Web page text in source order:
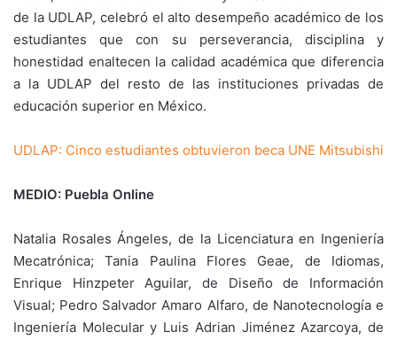
de la UDLAP, celebró el alto desempeño académico de los
estudiantes que con su perseverancia, disciplina y
honestidad enaltecen la calidad académica que diferencia
a la UDLAP del resto de las instituciones privadas de
educación superior en México.
UDLAP: Cinco estudiantes obtuvieron beca UNE Mitsubishi
MEDIO: Puebla Online
Natalia Rosales Ángeles, de la Licenciatura en Ingeniería
Mecatrónica; Tania Paulina Flores Geae, de Idiomas,
Enrique Hinzpeter Aguilar, de Diseño de Información
Visual; Pedro Salvador Amaro Alfaro, de Nanotecnología e
Ingeniería Molecular y Luis Adrian Jiménez Azarcoya, de